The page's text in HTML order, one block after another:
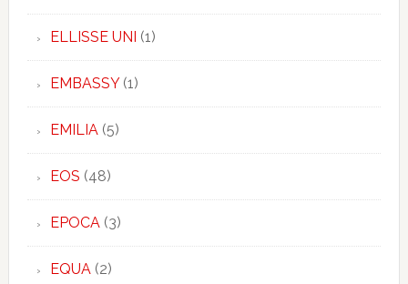
ELLISSE UNI (1)
EMBASSY(1)
EMILIA(5)
EOS (48)
EPOCA(3)
EQUA(2)